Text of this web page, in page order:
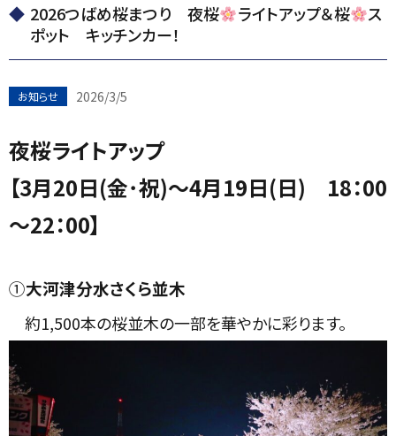
2026つばめ桜まつり 夜桜 ライトアップ＆桜
ス
ポット キッチンカー！
お知らせ 2026/3/5
夜桜ライトアップ
【3月20日(金･祝)～4月19日(日) 18：00
～22：00】
①大河津分水さくら並木
約1,500本の桜並木の一部を華やかに彩ります。